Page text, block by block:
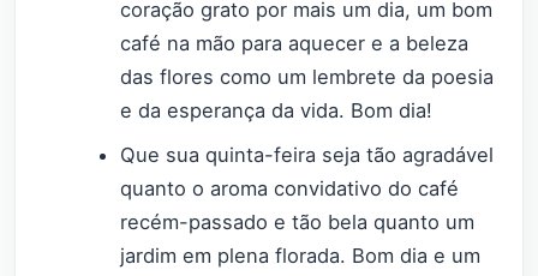
coração grato por mais um dia, um bom
café na mão para aquecer e a beleza
das flores como um lembrete da poesia
e da esperança da vida. Bom dia!
Que sua quinta-feira seja tão agradável
quanto o aroma convidativo do café
recém-passado e tão bela quanto um
jardim em plena florada. Bom dia e um